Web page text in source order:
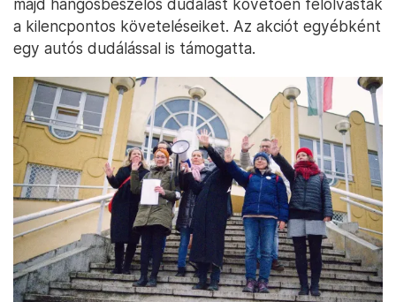
majd hangosbeszélős dudálást követően felolvasták
a kilencpontos követeléseiket. Az akciót egyébként
egy autós dudálással is támogatta.